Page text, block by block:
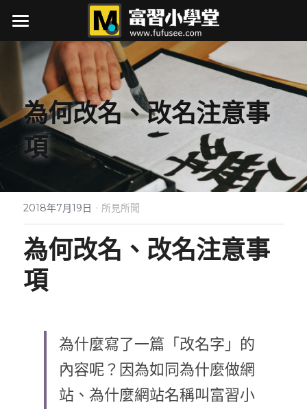
最新消息
關於我
接案項目
作品集
展覽行銷大補帖
如何辦研討會
網站架設
筆記
AI實戰
學習筆記
自媒體
生活
所見所聞
食記
繪圖
搜索
與我聯絡
為何改名、改名注意事
項
2018年7月19日 · 所見所聞
為何改名、改名注意事
項
為什麼寫了一篇「改名字」的
內容呢？因為如同為什麼做網
站、為什麼網站名稱叫富習小
商品分類
所有商品分類